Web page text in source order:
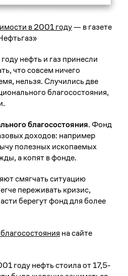
в 2001 году— в газете
нефть и газ принесли
что совсем ничего
нельзя. Случились две
благосостояния,
благосостояния.Фонд
доходов: например
полезных ископаемых
а копят в фонде.
смягчать ситуацию
переживать кризис,
берегут фонд для более
на сайте
году нефть стоила от 17,5-